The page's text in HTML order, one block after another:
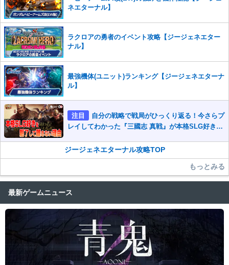
ネエターナル】
ラクロアの勇者のイベント攻略【ジージェネエター
ナル】
最強機体(ユニット)ランキング【ジージェネエターナ
ル】
注目
自分の戦略で戦局がひっくり返る！今さらプ
レイしてわかった『三國志 真戦』が本格SLG好きを
ジージェネエターナル攻略TOP
もっとみる
最新ゲームニュース